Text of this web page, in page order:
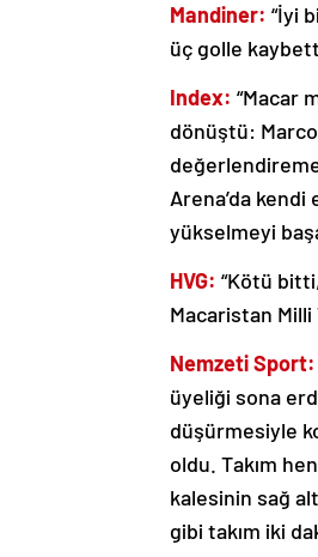
Mandiner: “İyi
üç golle
Index: “Macar
dönüştü: Marco
Arena’da kendi
yükselmeyi
HVG: “Kötü
Macaristan Milli
Nemzeti Sport:
üyeliği sona
düşürmesiyle
oldu. Takım
kalesinin sağ
gibi takım iki